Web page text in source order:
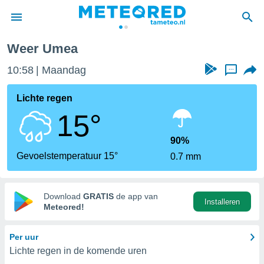
door
verstrekte
hoge
hebt de
voor
op basis
Weer Umea
10:58 Maandag ...
Lichte regen
15°
Gevoelstemperatuur 15°
90%
0.7 mm
Download GRATIS de app van
Meteored!
Installeren
Per uur
Lichte regen in de komende uren